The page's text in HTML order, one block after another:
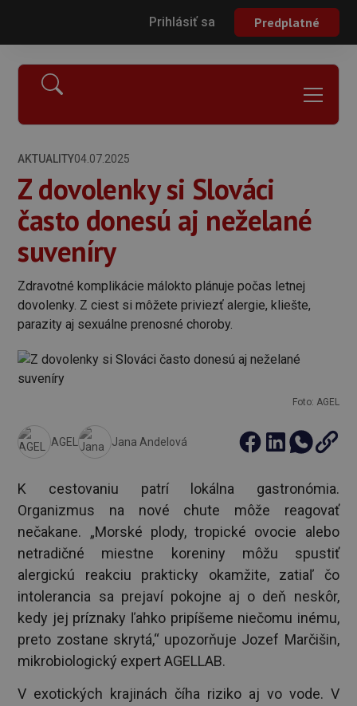
Prihlásiť sa Predplatné
AKTUALITY04.07.2025
Z dovolenky si Slováci
často donesú aj neželané
suveníry
Zdravotné komplikácie málokto plánuje počas letnej
dovolenky. Z ciest si môžete priviezť alergie, kliešte,
parazity aj sexuálne prenosné choroby.
Foto: AGEL
AGEL Jana Andelová
K cestovaniu patrí lokálna gastronómia.
Organizmus na nové chute môže reagovať
nečakane. „Morské plody, tropické ovocie alebo
netradičné miestne koreniny môžu spustiť
alergickú reakciu prakticky okamžite, zatiaľ čo
intolerancia sa prejaví pokojne aj o deň neskôr,
kedy jej príznaky ľahko pripíšeme niečomu inému,
preto zostane skrytá,“ upozorňuje Jozef Marčišin,
mikrobiologický expert AGELLAB.
V exotických krajinách číha riziko aj vo vode. V